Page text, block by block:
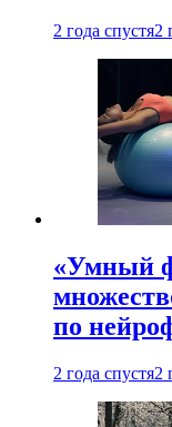
2 года спустя2
«Умный
по
2 года спустя2